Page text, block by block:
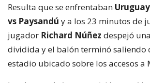
Resulta que se enfrentaban
vs Paysandú y a los 23 minutos de
jugador Richard Núñez despejó
dividida y el balón terminó saliendo
estadio ubicado sobre los accesos a